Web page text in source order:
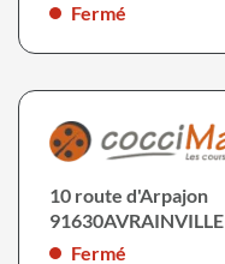
Fermé
10 route d'Arpajon
91630AVRAINVILLE
Fermé